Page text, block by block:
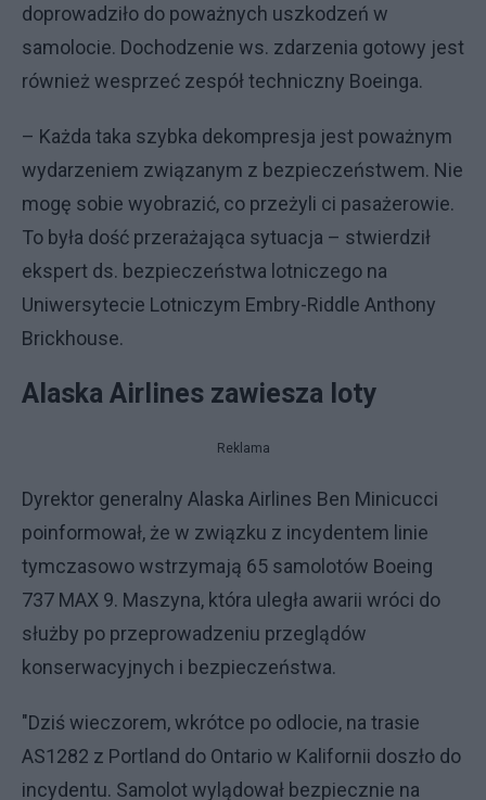
doprowadziło do poważnych uszkodzeń w
samolocie. Dochodzenie ws. zdarzenia gotowy jest
również wesprzeć zespół techniczny Boeinga.
– Każda taka szybka dekompresja jest poważnym
wydarzeniem związanym z bezpieczeństwem. Nie
mogę sobie wyobrazić, co przeżyli ci pasażerowie.
To była dość przerażająca sytuacja – stwierdził
ekspert ds. bezpieczeństwa lotniczego na
Uniwersytecie Lotniczym Embry-Riddle Anthony
Brickhouse.
Alaska Airlines zawiesza loty
Reklama
Dyrektor generalny Alaska Airlines Ben Minicucci
poinformował, że w związku z incydentem linie
tymczasowo wstrzymają 65 samolotów Boeing
737 MAX 9. Maszyna, która uległa awarii wróci do
służby po przeprowadzeniu przeglądów
konserwacyjnych i bezpieczeństwa.
"Dziś wieczorem, wkrótce po odlocie, na trasie
AS1282 z Portland do Ontario w Kalifornii doszło do
incydentu. Samolot wylądował bezpiecznie na